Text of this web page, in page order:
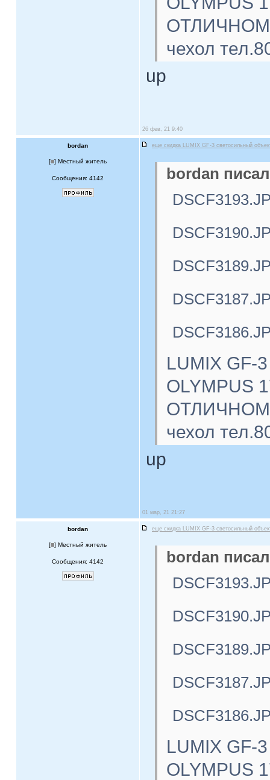
ОТЛИЧНОМ
чехол
up
26 фев, 21 9:40
bordan еще скидка LUMIX GF-3 светосильный
[ ] Местный житель
Сообщения: 4142
bordan
LUMIX GF-
OLYMPUS
ОТЛИЧНОМ
чехол
up
01 мар, 21 21:27
bordan еще скидка LUMIX GF-3 светосильный
[ ] Местный житель
Сообщения: 4142
bordan
LUMIX GF-
OLYMPUS